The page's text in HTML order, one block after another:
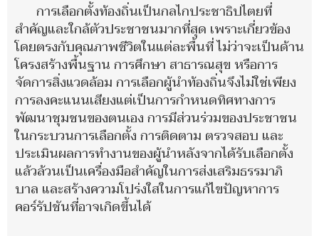
การเลือกตั้งท้องถิ่นเป็นกลไกประชาธิปไตยที่
สำคัญและใกล้ตัวประชาชนมากที่สุด เพราะเกี่ยวข้อง
โดยตรงกับคุณภาพชีวิตในแต่ละพื้นที่ ไม่ว่าจะเป็นด้าน
โครงสร้างพื้นฐาน การศึกษา สาธารณสุข หรือการ
จัดการสิ่งแวดล้อม การเลือกผู้นำท้องถิ่นจึงไม่ใช่เพียง
การลงคะแนนเสียงแต่เป็นการกำหนดทิศทางการ
พัฒนาชุมชนของตนเอง การมีส่วนร่วมของประชาชน
ในกระบวนการเลือกตั้ง การติดตาม ตรวจสอบ และ
ประเมินผลการทำงานของผู้นำหลังจากได้รับเลือกตั้ง
แล้วล้วนเป็นเครื่องมือสำคัญในการส่งเสริมธรรมาภิ
บาล และสร้างความโปร่งใสในการแก้ไขปัญหาการ
คอร์รัปชันที่อาจเกิดขึ้นได้